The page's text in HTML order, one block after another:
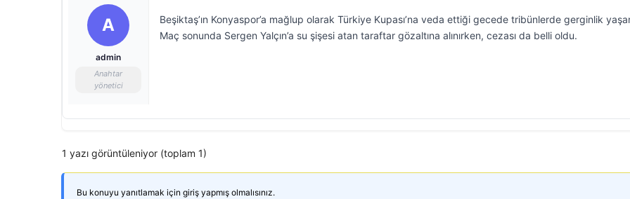
A
admin
Anahtar
yönetici
Beşiktaş’ın Konyaspor’a mağlup olarak Türkiye Kupası’na veda ettiği gecede tribünlerde gerginlik
Maç sonunda Sergen Yalçın’a su şişesi atan taraftar gözaltına alınırken, cezası da belli oldu.
1 yazı görüntüleniyor (toplam 1)
Bu konuyu yanıtlamak için giriş yapmış olmalısınız.